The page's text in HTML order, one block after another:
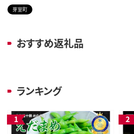
芽室町
おすすめ返礼品
ランキング